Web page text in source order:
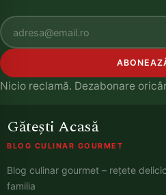
Nicio reclamă. Dezabonare
Gătești Acasă
BLOG CULINAR GOURMET
Blog culinar gourmet – rețete
familia